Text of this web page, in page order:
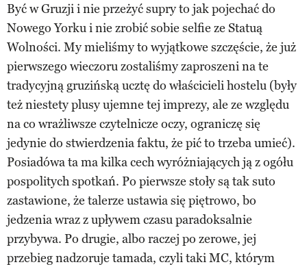
Być w Gruzji i nie przeżyć supry to jak pojechać do
Nowego Yorku i nie zrobić sobie selfie ze Statuą
Wolności. My mieliśmy to wyjątkowe szczęście, że już
pierwszego wieczoru zostaliśmy zaproszeni na te
tradycyjną gruzińską ucztę do właścicieli hostelu (były
też niestety plusy ujemne tej imprezy, ale ze względu
na co wrażliwsze czytelnicze oczy, ograniczę się
jedynie do stwierdzenia faktu, że pić to trzeba umieć).
Posiadówa ta ma kilka cech wyróżniających ją z ogółu
pospolitych spotkań. Po pierwsze stoły są tak suto
zastawione, że talerze ustawia się piętrowo, bo
jedzenia wraz z upływem czasu paradoksalnie
przybywa. Po drugie, albo raczej po zerowe, jej
przebieg nadzoruje tamada, czyli taki MC, którym